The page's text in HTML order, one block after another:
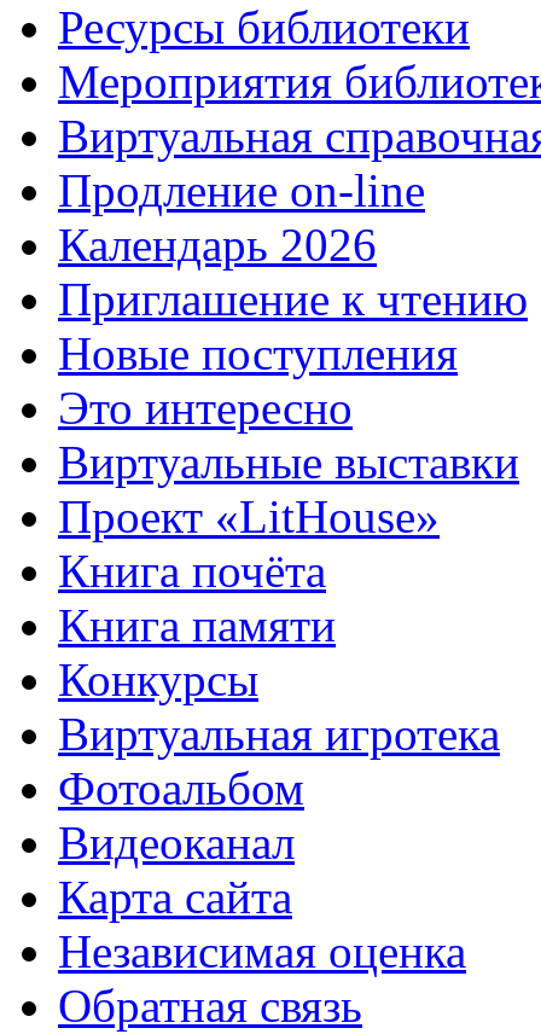
Ресурсы библиотеки
Мероприятия
Виртуальная
Продление on-line
Календарь 2026
Приглашение к чтению
Новые поступления
Это интересно
Виртуальные выставки
Проект «LitHouse»
Книга почёта
Книга памяти
Конкурсы
Виртуальная игротека
Фотоальбом
Видеоканал
Карта сайта
Независимая оценка
Обратная связь